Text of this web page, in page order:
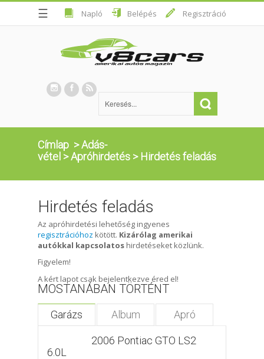
☰ Napló Belépés Regisztráció
Címlap >Adás-
vétel >Apróhirdetés > Hirdetés feladás
Hirdetés feladás
Az apróhirdetési lehetőség ingyenes
regisztrációhoz kötött. Kizárólag amerikai
autókkal kapcsolatos hirdetéseket közlünk.
Figyelem!
A kért lapot csak bejelentkezve éred el!
MOSTANÁBAN TÖRTÉNT
Garázs Album Apró
2006 Pontiac GTO LS2
6.0L